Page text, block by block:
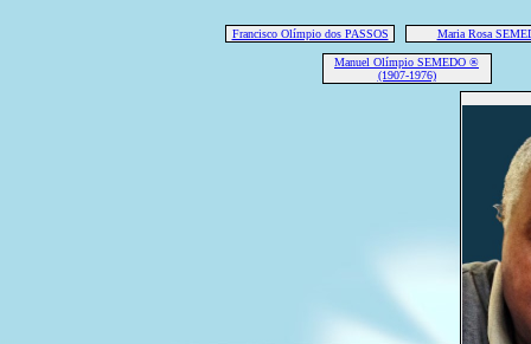
Francisco Olímpio dos PASSOS Maria Rosa
Manuel Olímpio SEMEDO ®
(1907-1976)